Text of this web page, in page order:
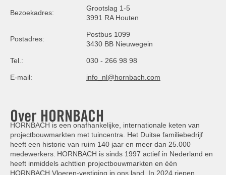
Bezoekadres:
Grootslag 1-5
3991 RA Houten
Postadres:
Postbus 1099
3430 BB Nieuwegein
Tel.: 030 - 266 98 98
E-mail: info_nl@hornbach.com
Over HORNBACH
HORNBACH is een onafhankelijke, internationale keten van
projectbouwmarkten met tuincentra. Het Duitse familiebedrijf
heeft een historie van ruim 140 jaar en meer dan 25.000
medewerkers. HORNBACH is sinds 1997 actief in Nederland en
heeft inmiddels achttien projectbouwmarkten en één
HORNBACH Vloeren-vestiging in ons land. In 2024 riepen